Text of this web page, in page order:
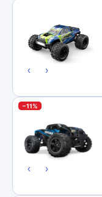
‹ ›
−11%
‹ ›